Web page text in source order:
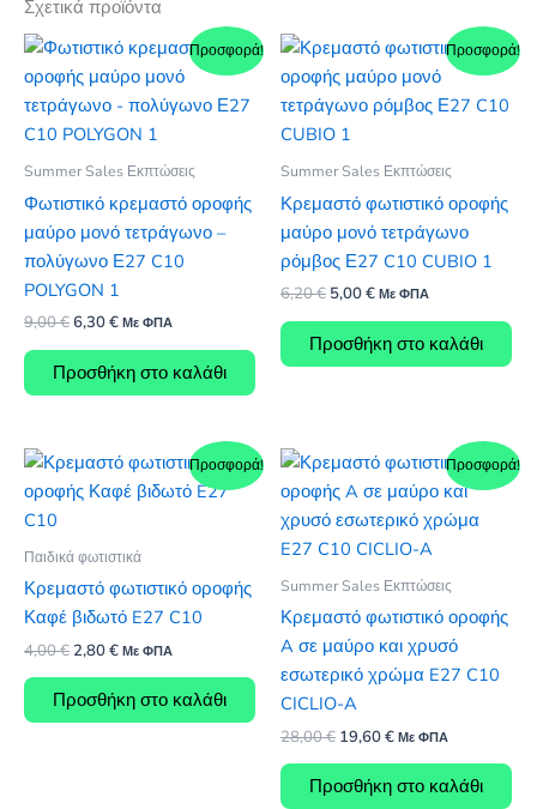
Σχετικά προϊόντα
Προσφορά!
Summer Sales Εκπτώσεις
Φωτιστικό κρεμαστό οροφής
μαύρο μονό τετράγωνο –
πολύγωνο Ε27 C10
POLYGON 1
9,00€Original
was:
9,00 €.
6,30€Η
είναι:
6,30 €.
Με ΦΠΑ
Προσθήκη στο καλάθι
Προσφορά!
Summer Sales Εκπτώσεις
Κρεμαστό φωτιστικό οροφής
μαύρο μονό τετράγωνο
ρόμβος Ε27 C10 CUBIO 1
6,20€ Original
was:
6,20 €.
5,00€Η
είναι:
5,00 €.
Με ΦΠΑ
Προσθήκη στο καλάθι
Προσφορά!
Παιδικά φωτιστικά
Κρεμαστό φωτιστικό οροφής
Καφέ βιδωτό E27 C10
4,00€ Original
was:
4,00 €.
2,80€Η
είναι:
Με ΦΠΑ
Προσθήκη στο καλάθι
Προσφορά!
Summer Sales Εκπτώσεις
Κρεμαστό φωτιστικό οροφής
A σε μαύρο και χρυσό
εσωτερικό χρώμα E27 C10
CICLIO-A
28,00€ Original
was:
28,00 €.
19,60€Η
είναι:
Με ΦΠΑ
Προσθήκη στο καλάθι